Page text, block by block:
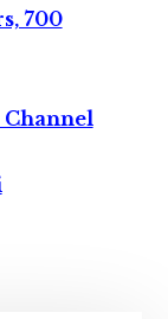
700
Channel